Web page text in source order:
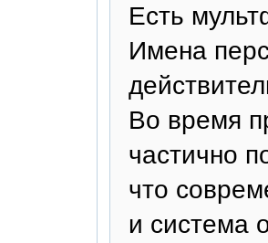
Есть
Имена
Во время
частично
что
и система